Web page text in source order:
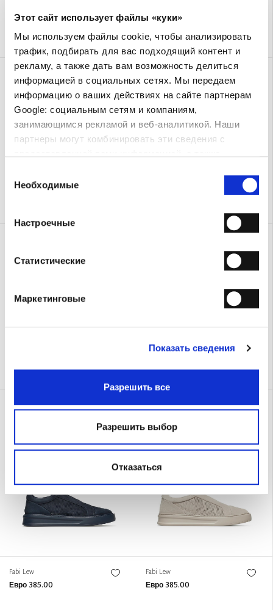
Этот сайт использует файлы «куки»
Мы используем файлы cookie, чтобы анализировать
трафик, подбирать для вас подходящий контент и
рекламу, а также дать вам возможность делиться
информацией в социальных сетях. Мы передаем
информацию о ваших действиях на сайте партнерам
Google: социальным сетям и компаниям,
занимающимся рекламой и веб-аналитикой. Наши
партнеры могут комбинировать эти сведения с
вами их сервисов.
согласия
Необходимые
Настроечные
Статистические
Маркетинговые
Показать сведения
Разрешить все
Разрешить выбор
Отказаться
сандалия с ремешком
Евро 310.00 Евро 186.00
сандалия с ремешком
Евро 310.00 Евро 186.00
Urban Urban
Fabi Lew
Евро 385.00
Fabi Lew
Евро 385.00